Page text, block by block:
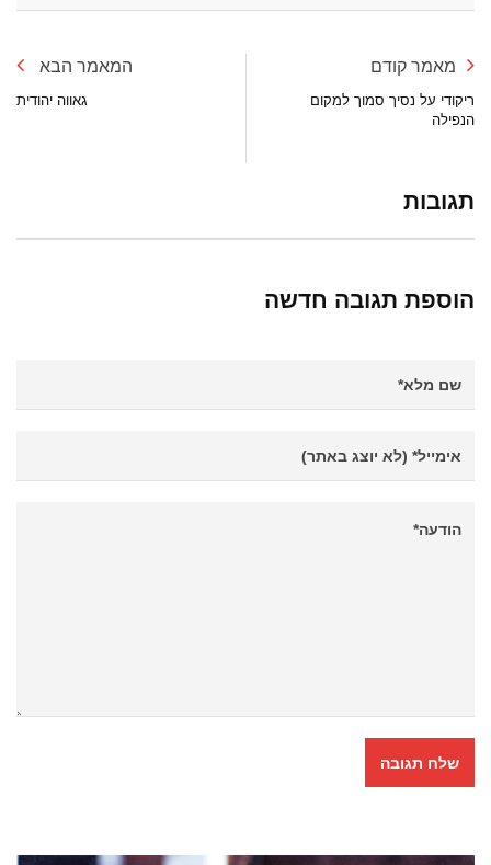
מאמר קודם
ריקודי על נסיך סמוך למקום
הנפילה
המאמר הבא
גאווה יהודית
תגובות
הוספת תגובה חדשה